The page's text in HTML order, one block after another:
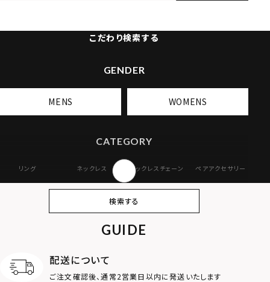
こだわり検索する
GENDER
MENS WOMENS
CATEGORY
リング ネックレス ネックレスチェーン ペアアクセサリー
オンラインストア
ギフトボックス
検索する
GUIDE
配送について
ご注文確認後、通常2営業日以内に発送いたします